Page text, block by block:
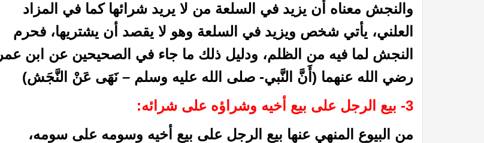
والنجش معناه أن يزيد في السلعة من لا يريد شرائها كما في المزاد
العلني، يأتي شخص ويزيد في السلعة وهو لا يقصد أن يشتريها، فحرم
النجش لما فيه من الظلم، ودليل ذلك ما جاء في الصحيحين عن ابن عمر
رضي الله عنهما (أَنَّ النَّبي- صلى الله عليه وسلم – نَهَى عَنْ النَّجَش)
3- بيع الرجل على بيع أخيه وشراؤه على شرائه:
من البيوع المنهي عنها بيع الرجل على بيع أخيه وسومه على سومه،